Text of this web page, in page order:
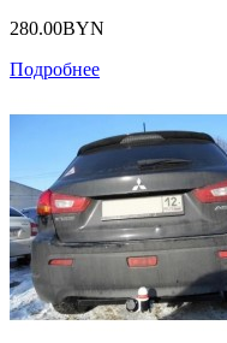
280.00BYN
Подробнее